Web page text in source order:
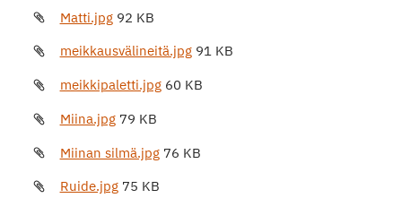
Matti.jpg 92 KB
meikkausvälineitä.jpg 91 KB
meikkipaletti.jpg 60 KB
Miina.jpg 79 KB
Miinan silmä.jpg 76 KB
Ruide.jpg 75 KB